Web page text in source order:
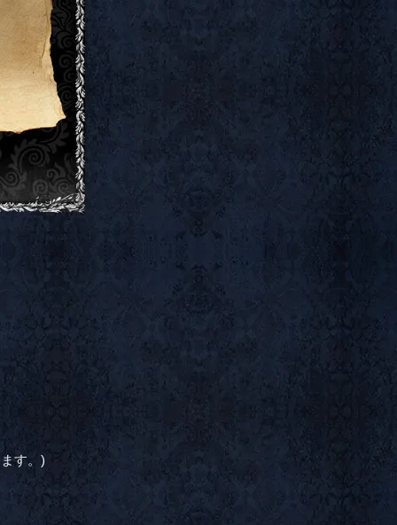
す。)